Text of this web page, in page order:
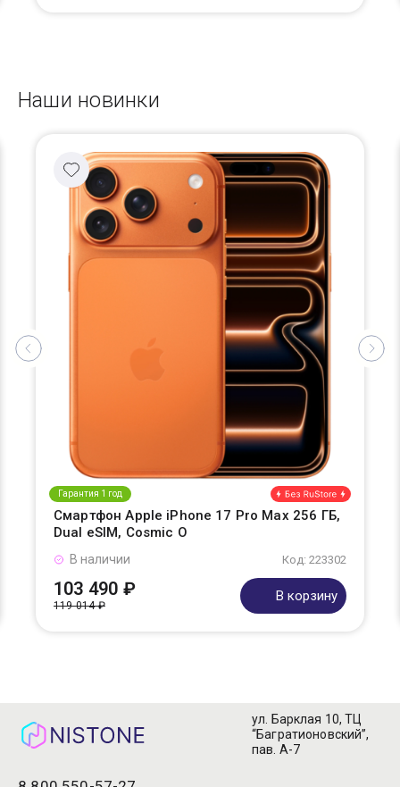
Наши новинки
Гарантия 1 год
Смартфон Apple iPhone 17 Pro Max 256 ГБ,
Dual eSIM, Cosmic O
Код: 223302
В наличии
103 490 ₽
119 014 ₽
В корзину
ул. Барклая 10, ТЦ
“Багратионовский”,
пав. А-7